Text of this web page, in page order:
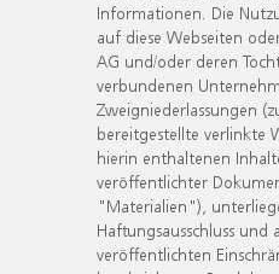
Informationen. Die
auf diese Webseiten
AG und/oder deren
verbundenen
Zweigniederlassungen
bereitgestellte verlinkte
hierin enthaltenen
veröffentlichter
"Materialien"),
Haftungsausschluss und
veröffentlichten